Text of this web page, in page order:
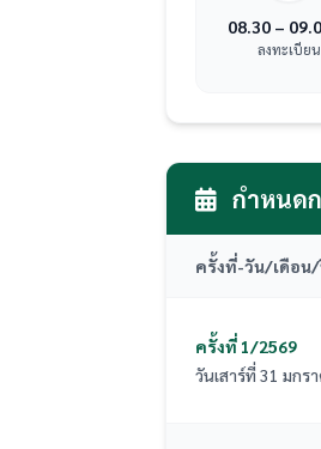
08.30 –
ลงทะเบียน
กำหนด
ครั้งที่-วัน/เดือน
ครั้งที่ 1/2569
วันเสาร์ที่ 31 มกร